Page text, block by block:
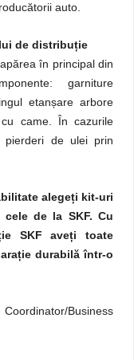
auto.
de distribuție
în principal din
garniture
etanșare arbore
came. În cazurile
pierderi de ulei prin
alegeți kit-uri
de la SKF. Cu
SKF aveți toate
durabilă într-o
Business